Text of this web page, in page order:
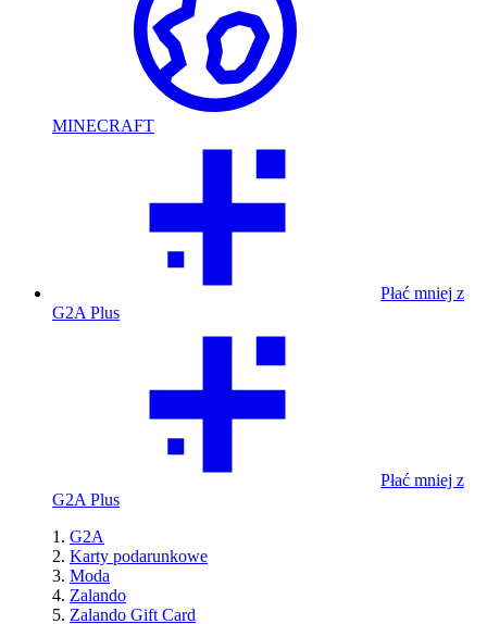
MINECRAFT
Płać mniej z
G2A Plus
Płać mniej z
G2A Plus
G2A
Karty podarunkowe
Moda
Zalando
Zalando Gift Card